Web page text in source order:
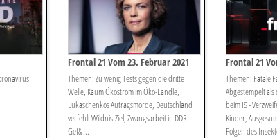
Frontal 21 Vom 23. Februar 2021
Themen: Zu wenig Tests gegen die dritte
Welle, Kaum Ökostrom im Öko-Ländle,
Lukaschenkos Autragsmorde, Deutschland
verfehlt Wildnis-Ziel, Zwangsarbeit in DDR-
Gef& ...
Frontal 21
Themen: Fatale
Abgestempelt
beim IS -
Kinder,
Folgen des